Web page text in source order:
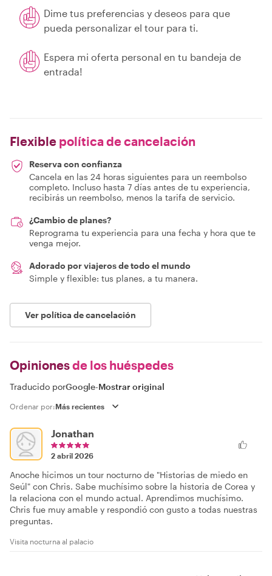
Dime tus preferencias y deseos para que
pueda personalizar el tour para ti.
Espera mi oferta personal en tu bandeja de
entrada!
Flexible política de cancelación
Reserva con confianza
Cancela en las 24 horas siguientes para un reembolso
completo. Incluso hasta 7 días antes de tu experiencia,
recibirás un reembolso, menos la tarifa de servicio.
¿Cambio de planes?
Reprograma tu experiencia para una fecha y hora que te
venga mejor.
Adorado por viajeros de todo el mundo
Simple y flexible: tus planes, a tu manera.
Ver política de cancelación
Opinionesde los huéspedes
Traducido porGoogle-Mostrar original
Ordenar por:
Jonathan
2 abril 2026
Anoche hicimos un tour nocturno de "Historias de miedo en
Seúl" con Chris. Sabe muchísimo sobre la historia de Corea y
la relaciona con el mundo actual. Aprendimos muchísimo.
Chris fue muy amable y respondió con gusto a todas nuestras
preguntas.
Visita nocturna al palacio